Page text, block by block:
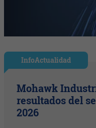
InfoActualidad
Mohawk
resultados del
2026